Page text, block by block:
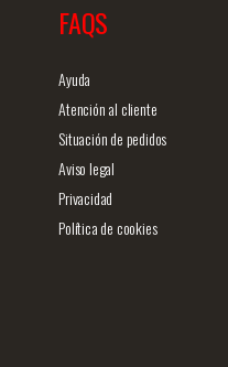
FAQS
Ayuda
Atención al cliente
Situación de pedidos
Aviso legal
Privacidad
Política de cookies